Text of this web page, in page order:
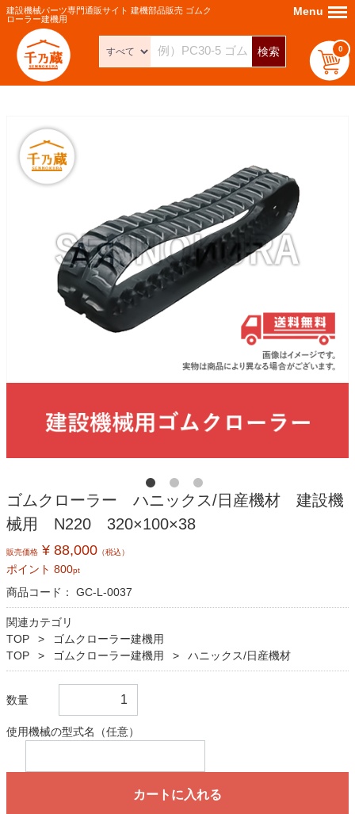
建設機械パーツ専門通販サイト 建機部品販売 ゴムク
ローラー建機用
検索 0
Menu Menu
ゴムクローラー ハニックス/日産機材 建設機
械用 N220 320×100×38
販売価格 ¥ 88,000 （税込）
ポイント 800pt
商品コード： GC-L-0037
関連カテゴリ
TOP
ゴムクローラー建機用
TOP
ゴムクローラー建機用 ハニックス/日産機材
数量
使用機械の型式名（任意）
カートに入れる